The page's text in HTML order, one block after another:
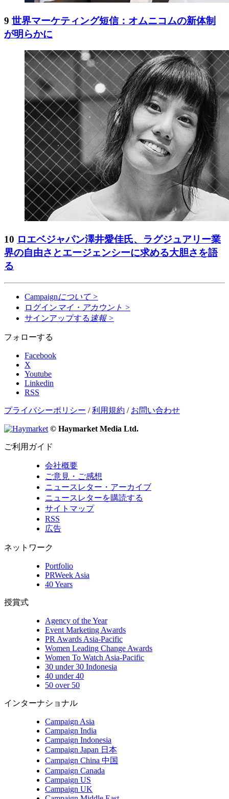
9 世界マーケティング短信：オムニコムの新体制
が明らかに
10 ロエベジャパン澤井愛佳氏、ラグジュアリー業
界の自由さとエージェンシーに求める大胆さを語
る
Campaignについて >
ログイン マイ・アカウント >
サインアップする 速報 >
フォローする
Facebook
X
Youtube
Linkedin
RSS
プライバシーポリシー /利用規約 / お問い合わせ
© Haymarket Media Ltd.
ご利用ガイド
会社概要
ご意見・ご感想
ニュースレター・アーカイブ
ニュースレターを購読する
サイトマップ
RSS
広告
ネットワーク
Portfolio
PRWeek Asia
40 Years
授賞式
Agency of the Year
Event Marketing Awards
PR Awards Asia-Pacific
Women Leading Change Awards
Women To Watch Asia-Pacific
30 under 30 Indonesia
40 under 40
50 over 50
インターナショナル
Campaign Asia
Campaign India
Campaign Indonesia
Campaign Japan 日本
Campaign China 中国
Campaign Canada
Campaign US
Campaign UK